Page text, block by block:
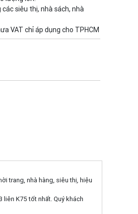
siêu thị, nhà sách, nhà
VAT chỉ áp dụng cho TPHCM
trang, nhà hàng, siêu thị, hiệu
liên K75 tốt nhất. Quý khách